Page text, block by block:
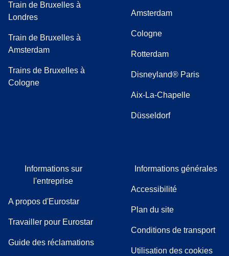
Train de Bruxelles à
Londres
Train de Bruxelles à
Amsterdam
Trains de Bruxelles à
Cologne
Amsterdam
Cologne
Rotterdam
Disneyland® Paris
Aix-La-Chapelle
Düsseldorf
Informations sur
l'entreprise
A propos d'Eurostar
Travailler pour Eurostar
Guide des réclamations((
Informations générales
Accessibilité
Plan du site
Conditions de transport
Utilisation des cookies